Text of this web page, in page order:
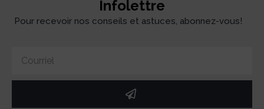
Infolettre
Pour recevoir nos conseils et astuces, abonnez-vous!